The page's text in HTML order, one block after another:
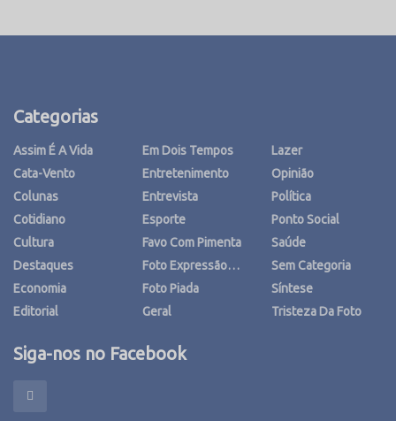
Categorias
Assim É A Vida
Cata-Vento
Colunas
Cotidiano
Cultura
Destaques
Economia
Editorial
Em Dois Tempos
Entretenimento
Entrevista
Esporte
Favo Com Pimenta
Foto Expressão…
Foto Piada
Geral
Lazer
Opinião
Política
Ponto Social
Saúde
Sem Categoria
Síntese
Tristeza Da Foto
Siga-nos no Facebook